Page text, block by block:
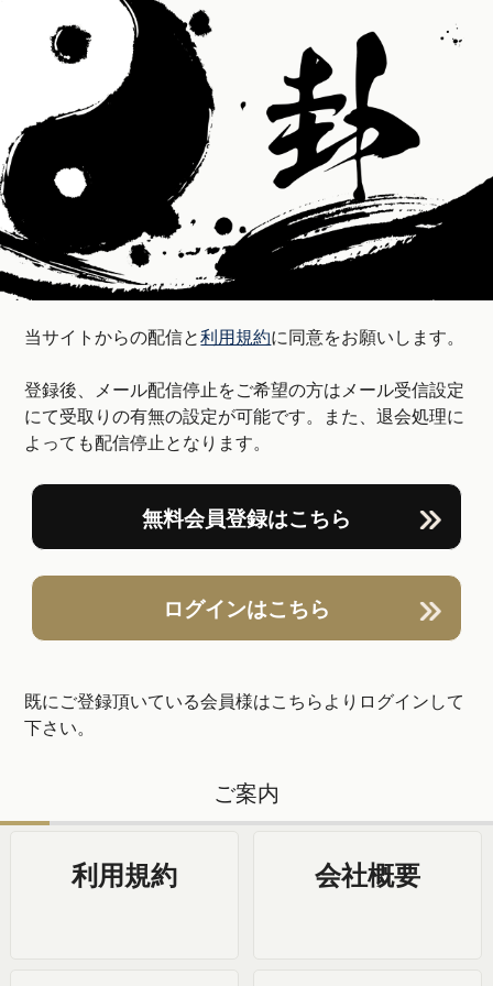
当サイトからの配信と利用規約に同意をお願いします。
登録後、メール配信停止をご希望の方はメール受信設定
にて受取りの有無の設定が可能です。また、退会処理に
よっても配信停止となります。
無料会員登録はこちら
ログインはこちら
既にご登録頂いている会員様はこちらよりログインして
下さい。
ご案内
利用規約 会社概要